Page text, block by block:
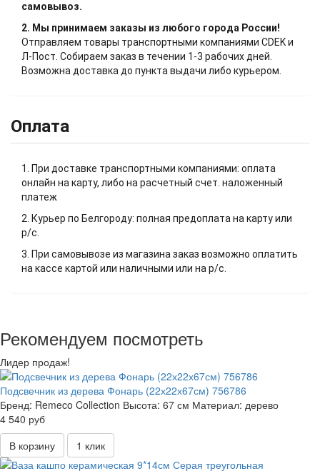
самовывоз.
2. Мы принимаем заказы из любого города России!
Отправляем товары транспортными компаниями CDEK и
Л-Пост. Собираем заказ в течении 1-3 рабочих дней.
Возможна доставка до пункта выдачи либо курьером.
Оплата
1. При доставке транспортными компаниями: оплата
онлайн на карту, либо на расчетный счет. наложенный
платеж
2. Курьер по Белгороду: полная предоплата на карту или
р/с.
3. При самовывозе из магазина заказ возможно оплатить
на кассе картой или наличными или на р/с.
Рекомендуем посмотреть
Лидер продаж!
Подсвечник из дерева Фонарь (22х22х67см) 756786
Бренд: Remeco Collection Высота: 67 см Материал: дерево
4 540 руб
В корзину
1 клик